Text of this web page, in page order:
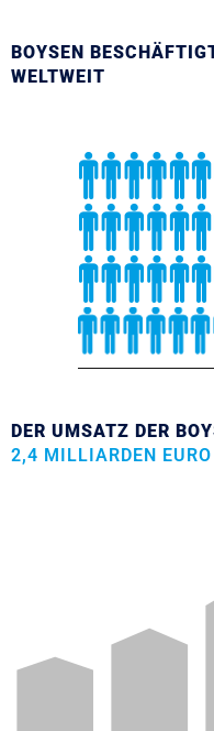
BOYSEN
WELTWEIT
DER UMSATZ DER
2,4 MILLIARDEN EURO